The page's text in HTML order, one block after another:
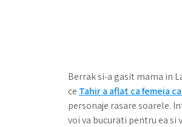
Berrak si-a gasit mama in
ce Tahir a aflat ca femeia
personaje rasare soarele.
voi va bucurati pentru ea